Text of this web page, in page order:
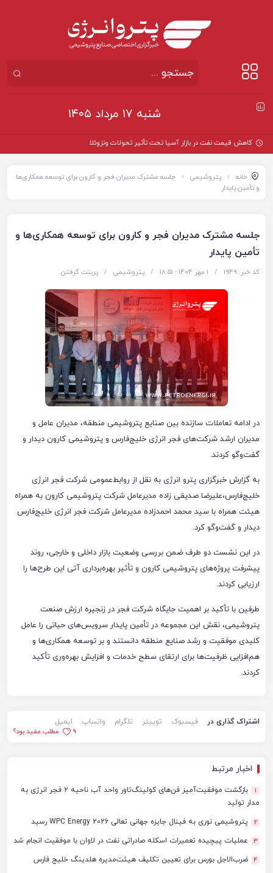
شنبه ۱۷ مرداد ۱۴۰۵
خانه پتروشیمی
جلسه مشترک مدیران فجر و کارون برای توسعه همکاری‌ها
و تأمین پایدار
جلسه مشترک مدیران فجر و کارون برای توسعه همکاری‌ها و
تأمین پایدار
کد خبر: 1949 / 1 مهر 1404 - ۱۸:۵۱ / پتروشیمی / پرینت گرفتن
در ادامه تعاملات سازنده بین صنایع پتروشیمی منطقه، مدیران عامل و
مدیران ارشد شرکت‌های فجر انرژی خلیج‌فارس و پتروشیمی کارون دیدار و
گفت‌وگو کردند.
به گزارش خبرگزاری پترو انرژی به نقل از روابط‌عمومی شرکت فجر انرژی
خلیج‌فارس،علیرضا صدیقی زاده مدیرعامل شرکت پتروشیمی کارون به همراه
هیئت همراه با سید محمد احمدزاده مدیرعامل شرکت فجر انرژی خلیج‌فارس
دیدار و گفت‌وگو کرد.
در این نشست دو طرف ضمن بررسی وضعیت بازار داخلی و خارجی، روند
پیشرفت پروژه‌های پتروشیمی کارون و تأثیر بهره‌برداری آتی این طرح‌ها را
ارزیابی کردند.
طرفین با تأکید بر اهمیت جایگاه شرکت فجر در زنجیره ارزش صنعت
پتروشیمی، نقش این مجموعه در تأمین پایدار سرویس‌های حیاتی را عامل
کلیدی موفقیت و رشد صنایع منطقه دانستند و بر توسعه همکاری‌ها و
هم‌افزایی ظرفیت‌ها برای ارتقای سطح خدمات و افزایش بهره‌وری تأکید
کردند.
اشتراک گذاری در فیسبوک توییتر تلگرام واتساپ
ایمیل
9
مطلب مفید بود؟
اخبار مرتبط
1
بازگشت موفقیت‌آمیز فن‌های کولینگ‌تاور واحد آب ناحیه ۲ فجر انرژی به
مدار تولید
2 پتروشیمی نوری به فینال جایزه جهانی تعالی WPC Energy 2026 رسید
3 عملیات پیچیده تعمیرات اسکله صادراتی نفت در لاوان با موفقیت انجام شد
4 ضرب‌الاجل بورس برای تعیین تکلیف هیئت‌مدیره هلدینگ خلیج فارس